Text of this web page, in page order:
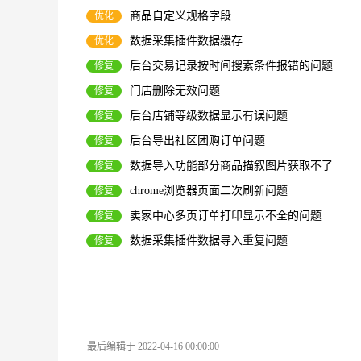
优化 商品自定义规格字段
优化 数据采集插件数据缓存
修复 后台交易记录按时间搜索条件报错的问题
修复 门店删除无效问题
修复 后台店铺等级数据显示有误问题
修复 后台导出社区团购订单问题
修复 数据导入功能部分商品描叙图片获取不了
修复 chrome浏览器页面二次刷新问题
修复 卖家中心多页订单打印显示不全的问题
修复 数据采集插件数据导入重复问题
最后编辑于 2022-04-16 00:00:00